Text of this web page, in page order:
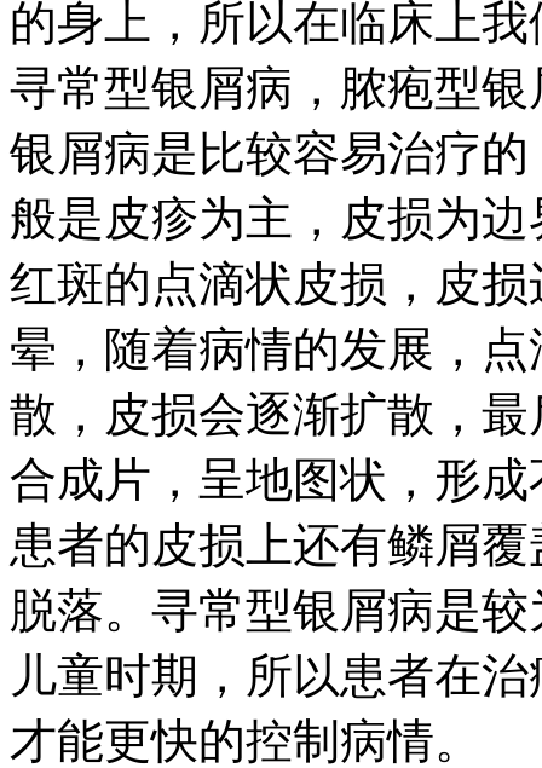
的身上，所以在临床上
寻常型银屑病，脓疱型
银屑病是比较容易治疗
般是皮疹为主，皮损为
红斑的点滴状皮损，皮
晕，随着病情的发展，
散，皮损会逐渐扩散，
合成片，呈地图状，形
患者的皮损上还有鳞屑
脱落。寻常型银屑病是
儿童时期，所以患者在
才能更快的控制病情。